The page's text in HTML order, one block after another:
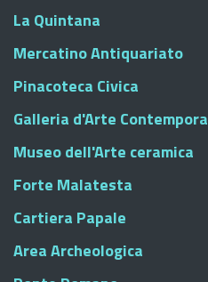
La Quintana
Mercatino Antiquariato
Pinacoteca Civica
Galleria d'Arte
Museo dell'Arte ceramica
Forte Malatesta
Cartiera Papale
Area Archeologica